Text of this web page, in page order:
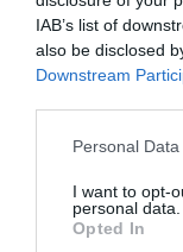
IAB’s list of
also be disclosed
Downstream
Please note that
not limited to your
grant or deny
use your data for
Personal
I want to opt-
personal data.
Opted In
háttérvilágítással
lüktető
Olvasd el ezt
Megvennél